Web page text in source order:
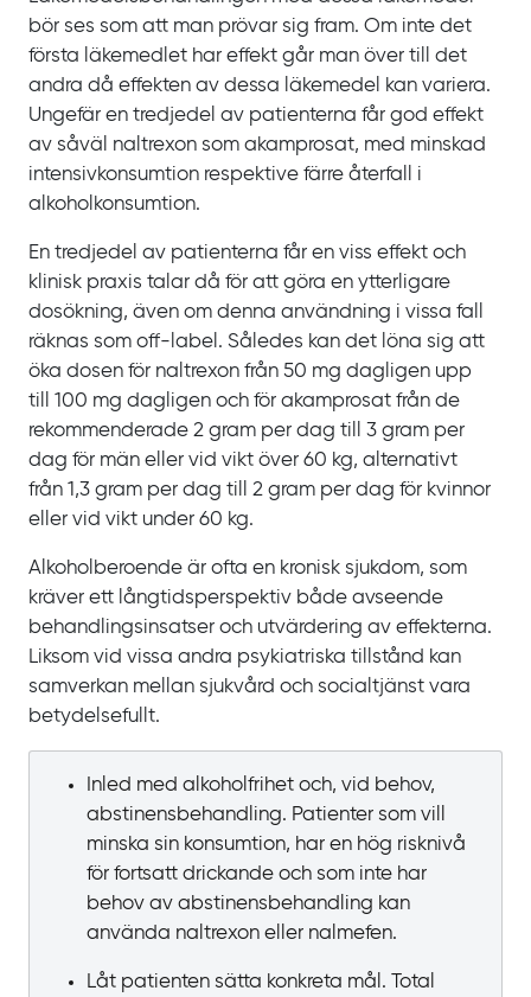
bör ses som att man prövar sig fram. Om inte det
första läkemedlet har effekt går man över till det
andra då effekten av dessa läkemedel kan variera.
Ungefär en tredjedel av patienterna får god effekt
av såväl naltrexon som akamprosat, med minskad
intensivkonsumtion respektive färre återfall i
alkoholkonsumtion.
En tredjedel av patienterna får en viss effekt och
klinisk praxis talar då för att göra en ytterligare
dosökning, även om denna användning i vissa fall
räknas som off‍-‍label . Således kan det löna sig att
öka dosen för naltrexon från 50 mg dagligen upp
till
100 mg dagligen och för akamprosat från de
rekommenderade 2 gram per dag till 3 gram per
dag för män eller vid vikt över 60 kg, alternativt
från 1,3 gram per dag till 2 gram per dag för kvinnor
eller vid vikt under 60 kg.
Alkoholberoende är ofta en kronisk sjukdom, som
kräver ett långtidsperspektiv både avseende
behandlingsinsatser och utvärdering av effekterna.
Liksom vid vissa andra psykiatriska tillstånd kan
samverkan mellan sjukvård och socialtjänst vara
betydelsefullt.
Inled med alkoholfrihet och, vid behov,
abstinensbehandling. Patienter som vill
minska sin konsumtion, har en hög risknivå
för fortsatt drickande och som inte har
behov av abstinensbehandling kan
använda naltrexon eller nalmefen.
Låt patienten sätta konkreta mål. Total